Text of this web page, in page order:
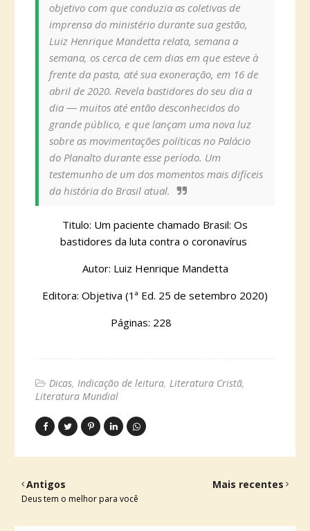
objetivo com que conduzia as coletivas de
imprensa do ministério durante sua gestão,
Luiz Henrique Mandetta relata, semana a
semana, os cerca de cem dias em que esteve à
frente da pasta, até sua exoneração, em 16 de
abril de 2020. Revela bastidores do seu dia a
dia ― muitos até então desconhecidos do
grande público, e que lançam uma nova luz
sobre as movimentações políticas no Palácio
do Planalto durante esse período. Um
testemunho de um dos momentos mais difíceis
da história do Brasil atual.
Titulo: Um paciente chamado Brasil: Os
bastidores da luta contra o coronavírus
Autor: Luiz Henrique Mandetta
Editora: Objetiva (1ª Ed. 25 de setembro 2020)
Páginas: 228
Dicas Indicação de leitura Literatura Cristã
Literatura Mundial
Mais recentes
Antigos
Deus tem o melhor para você